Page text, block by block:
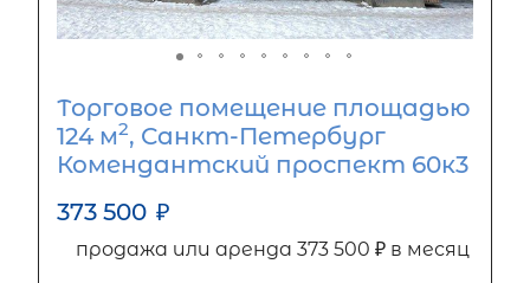
Торговое помещение площадью
124 м2, Санкт-Петербург
Комендантский проспект 60к3
373 500 ₽
продажа или аренда 373 500 ₽ в месяц